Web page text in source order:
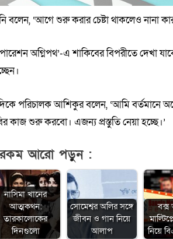
বলেন, ‘আগে শুরু করার চেষ্টা থাকলেও নানা
অগ্নিপথ’-এ শাকিবের বিপরীতে দেখা
পরিচালক আশিকুর বলেন, ‘আমি বর্তমানে
কাজ শুরু করবো। এজন্য প্রস্তুতি নেয়া হচ্ছে।’
আরো পড়ুন :
নাসিমা খানের
আত্মকথন:
তারকালোকের
দিনগুলো
সোমেশ্বর অলির সঙ্গে
জীবন ও গান নিয়ে
আলাপ
নিয়ে